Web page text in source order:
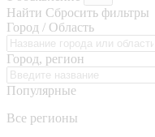
Найти Сбросить фильтры
Город / Область
Город, регион
Популярные
Все регионы